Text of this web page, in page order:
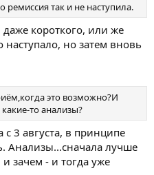
ремиссия так и не наступила.
короткого, или же
но затем вновь
это возможно?И
то анализы?
с 3 августа, в принципе
Анализы...сначала лучше
и зачем - и тогда уже